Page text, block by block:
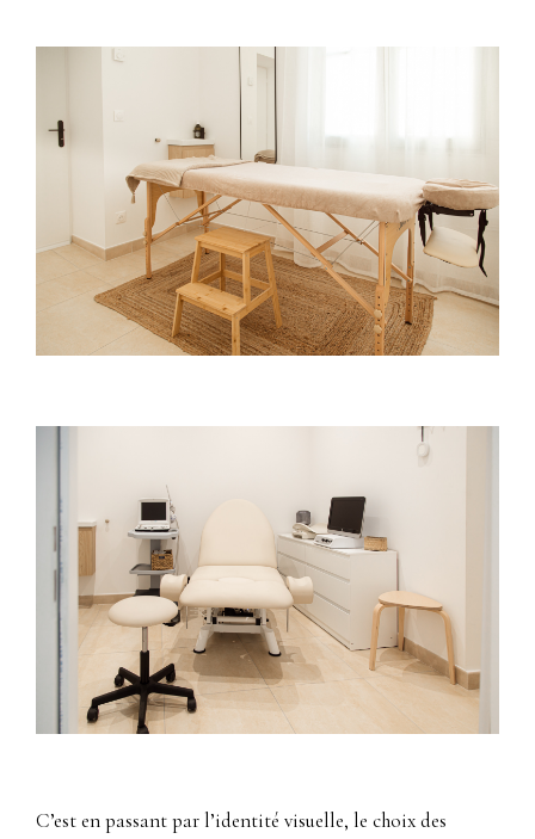
C’est en passant par l’identité visuelle, le choix des